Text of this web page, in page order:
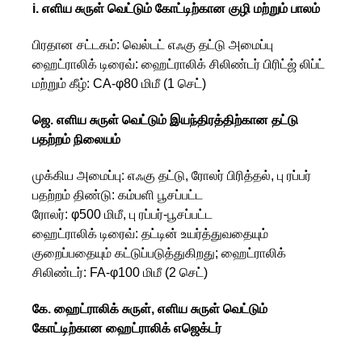
i. எளிய சுருள் வெட்டும் கோட்டிற்கான குழி மற்றும் பாலம்
பிரதான சட்டகம்: வெல்டட் எஃகு தட்டு அமைப்பு
ஹைட்ராலிக் டிரைவ்: ஹைட்ராலிக் சிலிண்டர் பிரிட்ஜ் லிப்ட்
மற்றும் கீழ்: CA-φ80 மிமீ (1 செட்)
ஜெ. எளிய சுருள் வெட்டும் இயந்திரத்திற்கான தட்டு
பதற்றம் நிலையம்
முக்கிய அமைப்பு: எஃகு தட்டு, ரோலர் பிரித்தல், பு ரப்பர்
பதற்றம் திண்டு: கம்பளி பூசப்பட்ட
ரோலர்: φ500 மிமீ, பு ரப்பர்-பூசப்பட்ட
ஹைட்ராலிக் டிரைவ்: தட்டின் உயர்த்துவதையும்
குறைப்பதையும் கட்டுப்படுத்துகிறது; ஹைட்ராலிக்
சிலிண்டர்: FA-φ100 மிமீ (2 செட்)
கே. ஹைட்ராலிக் சுருள், எளிய சுருள் வெட்டும்
கோட்டிற்கான ஹைட்ராலிக் எஜெக்டர்